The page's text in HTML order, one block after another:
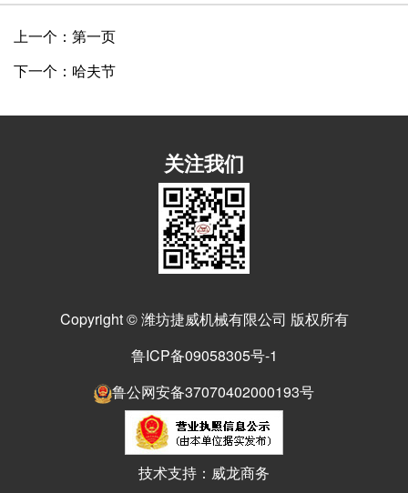
上一个：第一页
下一个：哈夫节
关注我们
Copyright © 潍坊捷威机械有限公司 版权所有
鲁ICP备09058305号-1
鲁公网安备37070402000193号
技术支持：威龙商务